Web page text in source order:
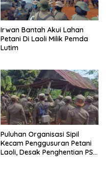
Irwan Bantah Akui Lahan
Petani Di Laoli Milik Pemda
Lutim
Puluhan Organisasi Sipil
Kecam Penggusuran Petani
Laoli, Desak Penghentian PSN